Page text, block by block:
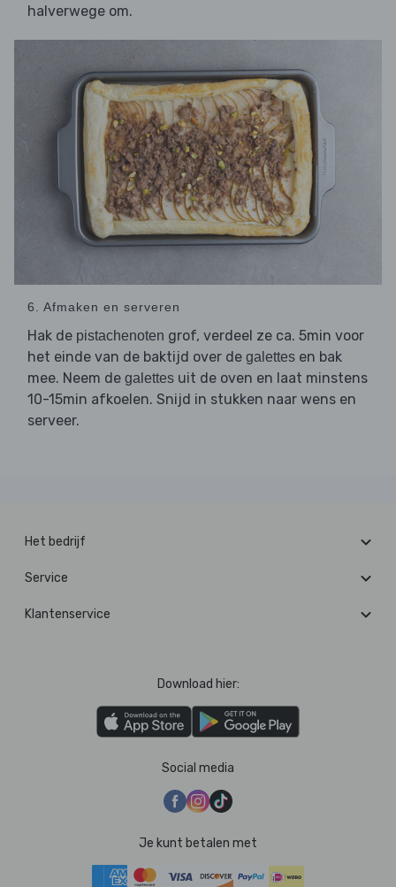
halverwege om.
6. Afmaken en serveren
Hak de pistachenoten grof, verdeel ze ca. 5min voor
het einde van de baktijd over de galettes en bak
mee. Neem de galettes uit de oven en laat minstens
10-15min afkoelen. Snijd in stukken naar wens en
serveer.
Het bedrijf
Service
Klantenservice
Download hier:
Social media
Je kunt betalen met